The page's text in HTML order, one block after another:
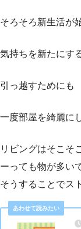
そろそろ新生活が
気持ちを新たにす
引っ越すためにも
一度部屋を綺麗に
リビングはそこそ
ーっても物が多い
そうすることでス